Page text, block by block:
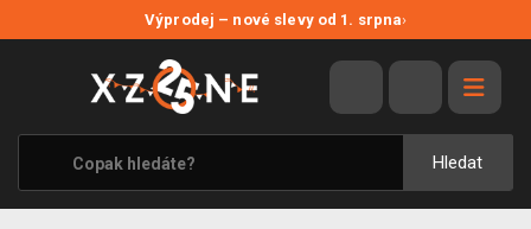
Výprodej – nové slevy od 1. srpna›
Hledat
VÝPRODEJ
VIDEOHRY
XZONE ORIGINALS
TÉMATIKY